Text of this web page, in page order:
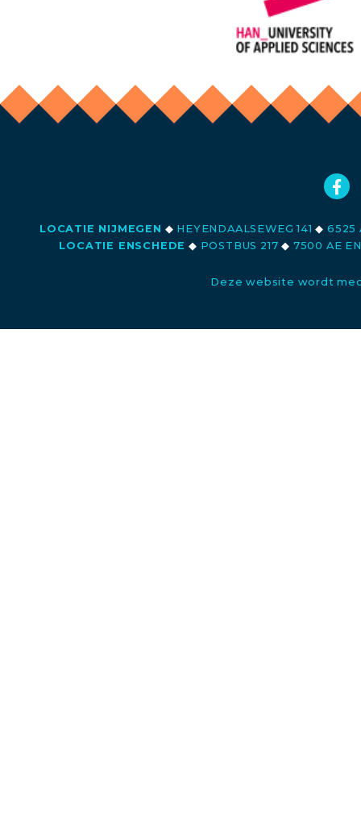
LOCATIE NIJMEGEN ◆ HEYENDAALSEWEG 141◆ 6525
LOCATIE ENSCHEDE ◆ POSTBUS 217◆ 7500 AE
Deze website wordt